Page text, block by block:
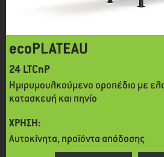
ecoPLATEAU
24 LTCnP
Ημιρυμουλκούμενο οροπέδιο με
κατασκευή και πηνίο
ΧΡΗΣΗ:
Αυτοκίνητα, προϊόντα απόδοσης